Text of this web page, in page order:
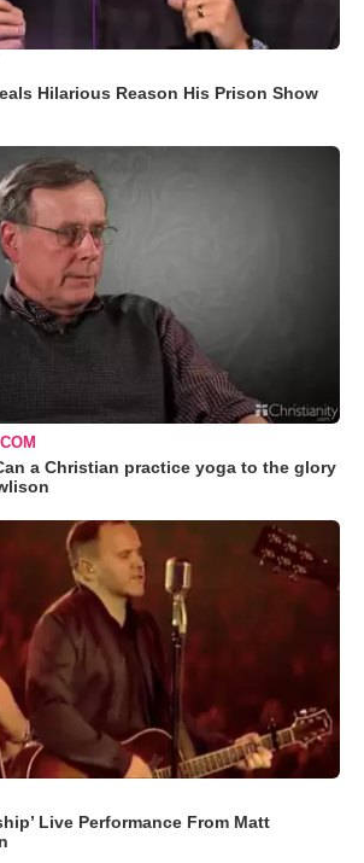
Hilarious Reason His Prison Show
a Christian practice yoga to the glory
Live Performance From Matt